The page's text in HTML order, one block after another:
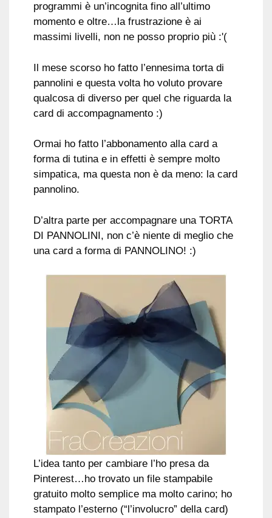
programmi è un’incognita fino all’ultimo
momento e oltre…la frustrazione è ai
massimi livelli, non ne posso proprio più :'(
Il mese scorso ho fatto l’ennesima torta di
pannolini e questa volta ho voluto provare
qualcosa di diverso per quel che riguarda la
card di accompagnamento :)
Ormai ho fatto l’abbonamento alla card a
forma di tutina e in effetti è sempre molto
simpatica, ma questa non è da meno: la card
pannolino.
D’altra parte per accompagnare una TORTA
DI PANNOLINI, non c’è niente di meglio che
una card a forma di PANNOLINO! :)
L’idea tanto per cambiare l’ho presa da
Pinterest…ho trovato un file stampabile
gratuito molto semplice ma molto carino; ho
stampato l’esterno (“l’involucro” della card)